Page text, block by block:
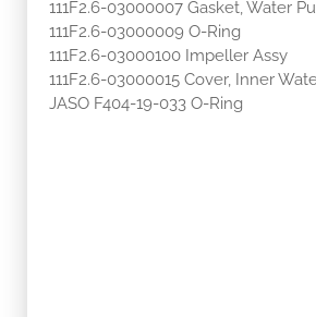
111F2.6-03000007 Gasket, Water
111F2.6-03000009 O-Ring
111F2.6-03000100 Impeller Assy
111F2.6-03000015 Cover, Inner
JASO F404-19-033 O-Ring